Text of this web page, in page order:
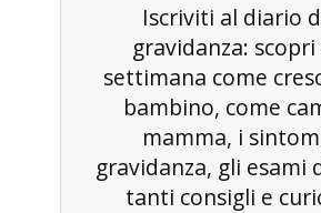
Iscriviti al diario
gravidanza:
settimana come
bambino, come
mamma, i
gravidanza, gli esami
tanti consigli e